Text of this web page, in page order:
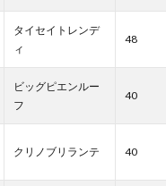
タイセイトレンデ
ィ
48
ビッグピエンルー
フ
40
クリノブリランテ 40